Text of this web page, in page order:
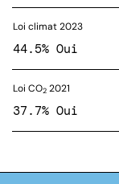
Loi climat 2023
44.5% Oui
Loi CO2 2021
37.7% Oui